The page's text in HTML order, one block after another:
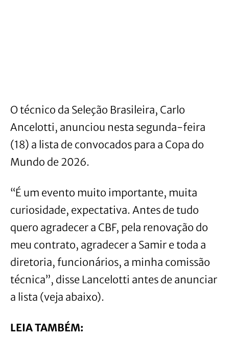
O técnico da Seleção Brasileira, Carlo
Ancelotti, anunciou nesta segunda-feira
(18) a lista de convocados para a Copa do
Mundo de 2026.
“É um evento muito importante, muita
curiosidade, expectativa. Antes de tudo
quero agradecer a CBF, pela renovação do
meu contrato, agradecer a Samir e toda a
diretoria, funcionários, a minha comissão
técnica”, disse Lancelotti antes de anunciar
a lista (veja abaixo).
LEIA TAMBÉM: